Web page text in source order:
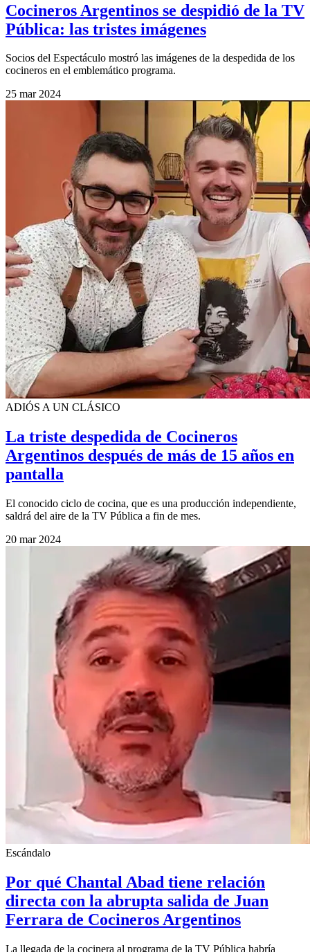
Cocineros Argentinos se despidió de la TV
Pública: las tristes imágenes
Socios del Espectáculo mostró las imágenes de la despedida de los
cocineros en el emblemático programa.
25 mar 2024
ADIÓS A UN CLÁSICO
La triste despedida de Cocineros
Argentinos después de más de 15 años en
pantalla
El conocido ciclo de cocina, que es una producción independiente,
saldrá del aire de la TV Pública a fin de mes.
20 mar 2024
Escándalo
Por qué Chantal Abad tiene relación
directa con la abrupta salida de Juan
Ferrara de Cocineros Argentinos
La llegada de la cocinera al programa de la TV Pública habría